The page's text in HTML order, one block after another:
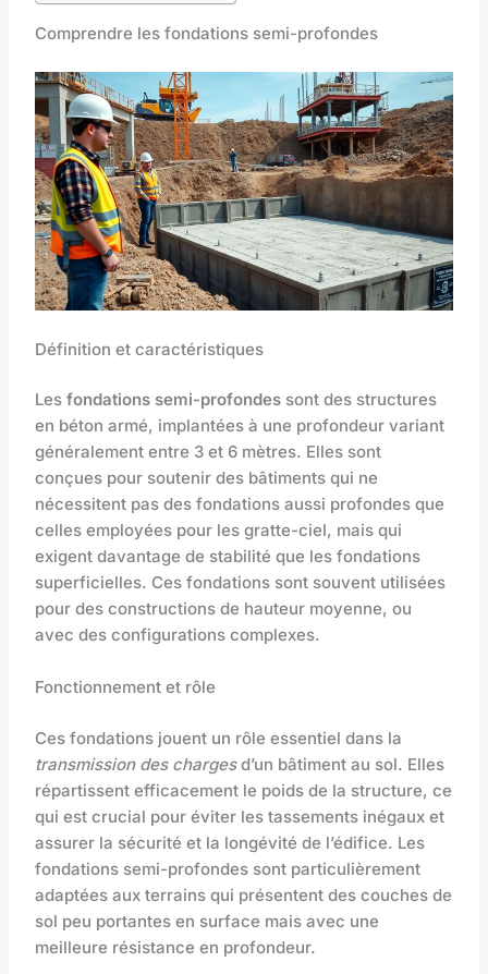
Comprendre les fondations semi-profondes
Définition et caractéristiques
Lesfondations semi-profondes sont des structures
en béton armé, implantées à une profondeur variant
généralement entre 3 et 6 mètres. Elles sont
conçues pour soutenir des bâtiments qui ne
nécessitent pas des fondations aussi profondes que
celles employées pour les gratte-ciel, mais qui
exigent davantage de stabilité que les fondations
superficielles. Ces fondations sont souvent utilisées
pour des constructions de hauteur moyenne, ou
avec des configurations complexes.
Fonctionnement et rôle
Ces fondations jouent un rôle essentiel dans la
transmission des chargesd’un bâtiment au sol. Elles
répartissent efficacement le poids de la structure, ce
qui est crucial pour éviter les tassements inégaux et
assurer la sécurité et la longévité de l’édifice. Les
fondations semi-profondes sont particulièrement
adaptées aux terrains qui présentent des couches de
sol peu portantes en surface mais avec une
meilleure résistance en profondeur.